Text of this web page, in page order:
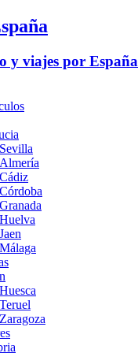
y viajes por España
Sevilla
Almería
Cádiz
Córdoba
Granada
Huelva
Jaen
Málaga
Huesca
Teruel
Zaragoza